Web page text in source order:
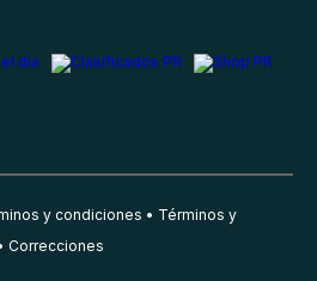
y condiciones
Términos y
Correcciones